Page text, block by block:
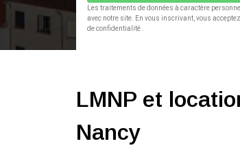
Les traitements de données à caractère
avec notre site. En vous inscrivant, vous
de confidentialité .
LMNP et
Nancy